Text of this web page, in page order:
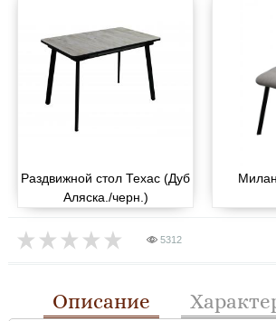
Раздвижной стол Техас (Дуб
Аляска./черн.)
5312
Описание